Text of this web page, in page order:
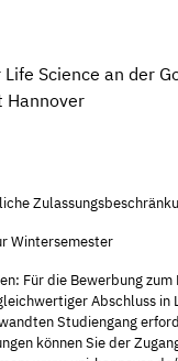
Science an der
Hannover
Wintersemester
Für die Bewerbung
Abschluss in
Studiengang
können Sie der